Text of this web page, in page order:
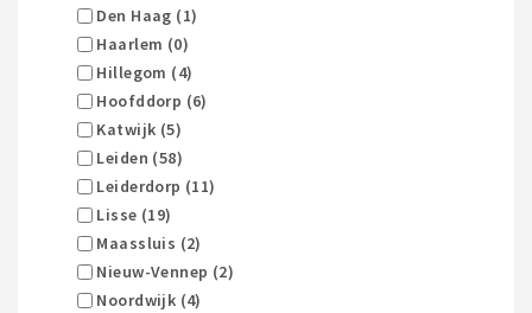
Den Haag (1)
Haarlem (0)
Hillegom (4)
Hoofddorp (6)
Katwijk (5)
Leiden (58)
Leiderdorp (11)
Lisse (19)
Maassluis (2)
Nieuw-Vennep (2)
Noordwijk (4)